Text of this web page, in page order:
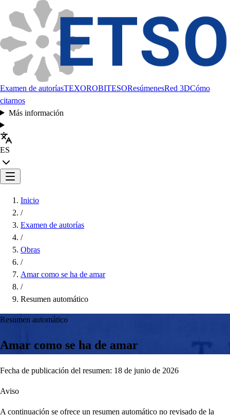
Examen de autoríasTEXOROBITESOResúmenesRed 3DCómo
citarnos
Más información
ES
Inicio
/
Examen de autorías
/
Obras
/
Amar como se ha de amar
/
Resumen automático
Resumen automático
Amar como se ha de amar
Fecha de publicación del resumen: 18 de junio de 2026
Aviso
A continuación se ofrece un resumen automático no revisado de la